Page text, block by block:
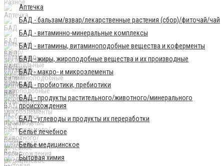
Аптечка
БАД - бальзам/взвар/лекарственные растения (сбор)/фиточай/чай
БАД - витаминно-минеральные комплексы
БАД - витамины, витаминоподобные вещества и коферменты
БАД - жиры, жироподобные вещества и их производные
БАД - макро- и микроэлементы
БАД - пробиотики, пребиотики
БАД - продукты растительного/животного/минерального
происхождения
БАД - углеводы и продукты их переработки
Бельё лечебное
Бельё медицинское
Бытовая химия